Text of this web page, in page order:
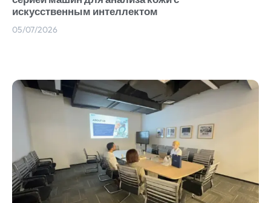
искусственным интеллектом
05/07/2026